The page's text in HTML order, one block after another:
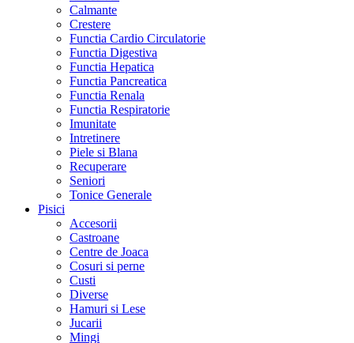
Calmante
Crestere
Functia Cardio Circulatorie
Functia Digestiva
Functia Hepatica
Functia Pancreatica
Functia Renala
Functia Respiratorie
Imunitate
Intretinere
Piele si Blana
Recuperare
Seniori
Tonice Generale
Pisici
Accesorii
Castroane
Centre de Joaca
Cosuri si perne
Custi
Diverse
Hamuri si Lese
Jucarii
Mingi